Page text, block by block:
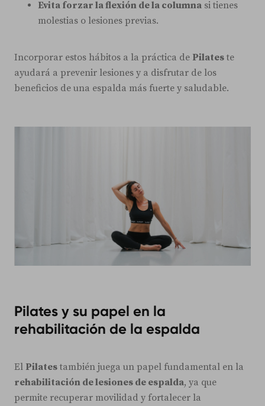
Evita forzar la flexión de la columna si tienes
molestias o lesiones previas.
Incorporar estos hábitos a la práctica de Pilates te
ayudará a prevenir lesiones y a disfrutar de los
beneficios de una espalda más fuerte y saludable.
Pilates y su papel en la
rehabilitación de la espalda
El Pilates también juega un papel fundamental en la
rehabilitación de lesiones de espalda, ya que
permite recuperar movilidad y fortalecer la